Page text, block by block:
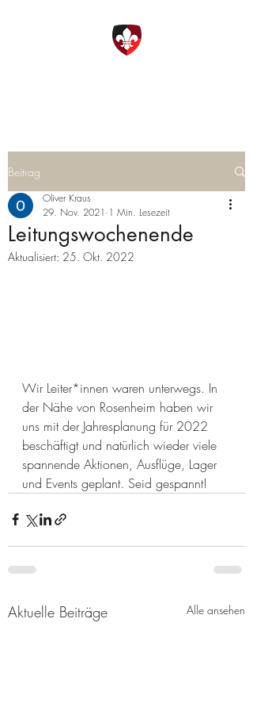
Beitrag
Leitungswochenende
Oliver Kraus
29. Nov. 2021 1 Min. Lesezeit
Aktualisiert: 25. Okt. 2022
Wir Leiter*innen waren unterwegs. In
der Nähe von Rosenheim haben wir
uns mit der Jahresplanung für 2022
beschäftigt und natürlich wieder viele
spannende Aktionen, Ausflüge, Lager
und Events geplant. Seid gespannt!
Aktuelle Beiträge Alle ansehen